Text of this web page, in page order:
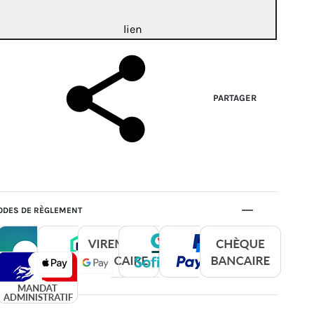
lien
PARTAGER
DE RÈGLEMENT